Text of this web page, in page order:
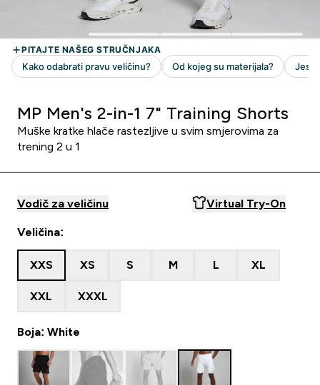
MP Men's 2-in-1 7" Training Shorts
Muške kratke hlače rastezljive u svim smjerovima za
trening 2 u 1
Vodič za veličinu Virtual Try-On
Veličina:
XXS XS S M L XL
XXL XXXL
Boja: White